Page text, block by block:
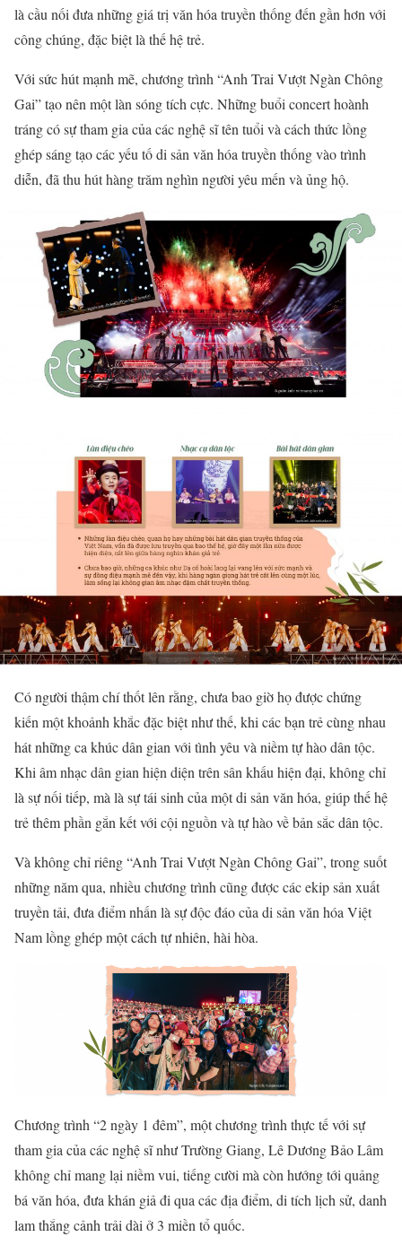
là cầu nối đưa những giá trị văn hóa truyền thống đến gần hơn với
công chúng, đặc biệt là thế hệ trẻ.
Với sức hút mạnh mẽ, chương trình “Anh Trai Vượt Ngàn Chông
Gai” tạo nên một làn sóng tích cực. Những buổi concert hoành
tráng có sự tham gia của các nghệ sĩ tên tuổi và cách thức lồng
ghép sáng tạo các yếu tố di sản văn hóa truyền thống vào trình
diễn, đã thu hút hàng trăm nghìn người yêu mến và ủng hộ.
Có người thậm chí thốt lên rằng, chưa bao giờ họ được chứng
kiến một khoảnh khắc đặc biệt như thế, khi các bạn trẻ cùng nhau
hát những ca khúc dân gian với tình yêu và niềm tự hào dân tộc.
Khi âm nhạc dân gian hiện diện trên sân khấu hiện đại, không chỉ
là sự nối tiếp, mà là sự tái sinh của một di sản văn hóa, giúp thế hệ
trẻ thêm phần gắn kết với cội nguồn và tự hào về bản sắc dân tộc.
Và không chỉ riêng “Anh Trai Vượt Ngàn Chông Gai”, trong suốt
những năm qua, nhiều chương trình cũng được các ekip sản xuất
truyền tải, đưa điểm nhấn là sự độc đáo của di sản văn hóa Việt
Nam lồng ghép một cách tự nhiên, hài hòa.
Chương trình “2 ngày 1 đêm”, một chương trình thực tế với sự
tham gia của các nghệ sĩ như Trường Giang, Lê Dương Bảo Lâm
không chỉ mang lại niềm vui, tiếng cười mà còn hướng tới quảng
bá văn hóa, đưa khán giả đi qua các địa điểm, di tích lịch sử, danh
lam thắng cảnh trải dài ở 3 miền tổ quốc.